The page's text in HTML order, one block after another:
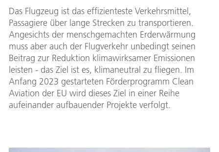
Das Flugzeug ist das effizienteste Verkehrsmittel,
Passagiere über lange Strecken zu transportieren.
Angesichts der menschgemachten Erderwärmung
muss aber auch der Flugverkehr unbedingt seinen
Beitrag zur Reduktion klimawirksamer Emissionen
leisten - das Ziel ist es, klimaneutral zu fliegen. Im
Anfang 2023 gestarteten Förderprogramm Clean
Aviation der EU wird dieses Ziel in einer Reihe
aufeinander aufbauender Projekte verfolgt.